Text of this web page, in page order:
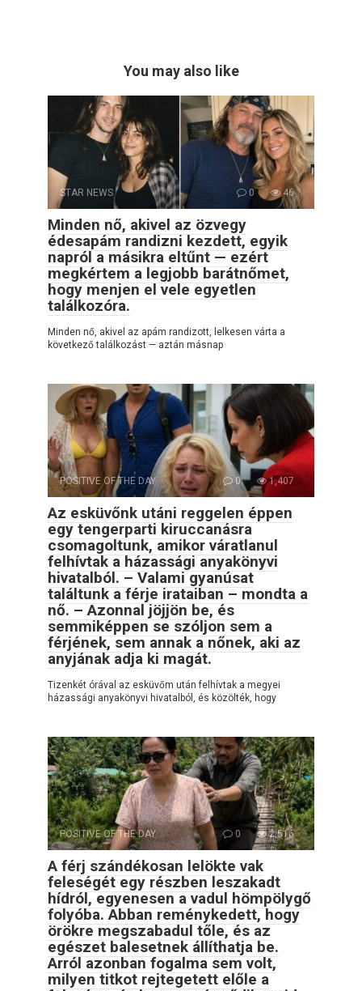
You may also like
STAR NEWS 0 46
Minden nő, akivel az özvegy
édesapám randizni kezdett, egyik
napról a másikra eltűnt — ezért
megkértem a legjobb barátnőmet,
hogy menjen el vele egyetlen
találkozóra.
Minden nő, akivel az apám randizott, lelkesen várta a
következő találkozást — aztán másnap
POSITIVE OF THE DAY 0 1,407
Az esküvőnk utáni reggelen éppen
egy tengerparti kiruccanásra
csomagoltunk, amikor váratlanul
felhívtak a házassági anyakönyvi
hivatalból. – Valami gyanúsat
találtunk a férje irataiban – mondta a
nő. – Azonnal jöjjön be, és
semmiképpen se szóljon sem a
férjének, sem annak a nőnek, aki az
anyjának adja ki magát.
Tizenkét órával az esküvőm után felhívtak a megyei
házassági anyakönyvi hivatalból, és közölték, hogy
POSITIVE OF THE DAY 0 2,516
A férj szándékosan lelökte vak
feleségét egy részben leszakadt
hídról, egyenesen a vadul hömpölygő
folyóba. Abban reménykedett, hogy
örökre megszabadul tőle, és az
egészet balesetnek állíthatja be.
Arról azonban fogalma sem volt,
milyen titkot rejtegetett előle a